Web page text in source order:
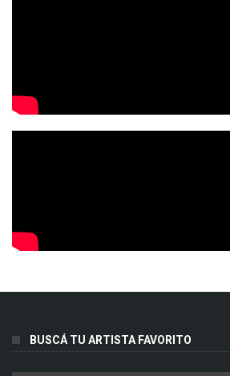
BUSCÁ TU ARTISTA FAVORITO